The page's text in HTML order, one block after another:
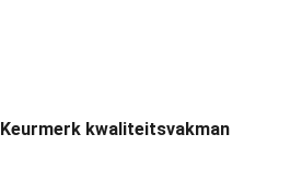
Keurmerk kwaliteitsvakman